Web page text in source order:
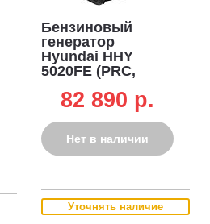
Бензиновый
генератор
Hyundai HHY
5020FE (PRC,
4,0/4,5 кВт, 25 л,
эл/стартер, 76.5
кг)
82 890 p.
Нет в наличии
Уточнять наличие